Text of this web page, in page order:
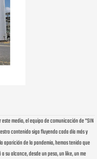
medio, el equipo de comunicación de "SIN
contenido siga fluyendo cada día más y
aparición de la pandemia, hemos tenido que
su alcance, desde un peso, un like, un me